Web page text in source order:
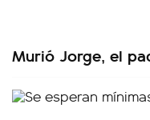
Murió Jorge, el